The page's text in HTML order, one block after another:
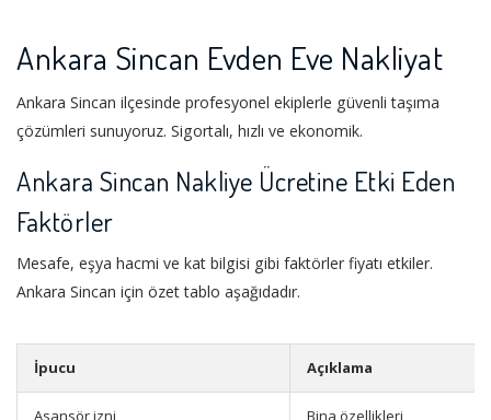
Ankara Sincan Evden Eve Nakliyat
Ankara Sincan ilçesinde profesyonel ekiplerle güvenli taşıma
çözümleri sunuyoruz. Sigortalı, hızlı ve ekonomik.
Ankara Sincan Nakliye Ücretine Etki Eden
Faktörler
Mesafe, eşya hacmi ve kat bilgisi gibi faktörler fiyatı etkiler.
Ankara Sincan için özet tablo aşağıdadır.
İpucu Açıklama
Asansör izni Bina özellikleri